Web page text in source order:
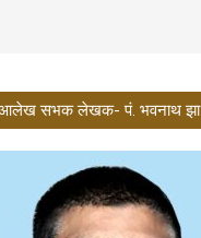
सभक लेखक- पं. भवनाथ झा